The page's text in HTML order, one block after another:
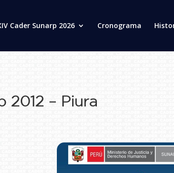
Cader Sunarp 2026 Cronograma
2012 – Piura